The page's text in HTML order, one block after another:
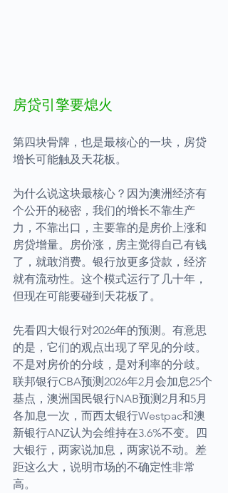
房贷引擎要熄火
第四块骨牌，也是最核心的一块，房贷
增长可能触及天花板。
为什么说这块最核心？因为澳洲经济有
个公开的秘密，我们的增长不靠生产
力，不靠出口，主要靠的是房价上涨和
房贷增量。房价涨，房主觉得自己有钱
了，就敢消费。银行放更多贷款，经济
就有流动性。这个模式运行了几十年，
但现在可能要碰到天花板了。
先看四大银行对2026年的预测。有意思
的是，它们的观点出现了罕见的分歧。
不是对房价的分歧，是对利率的分歧。
联邦银行CBA预测2026年2月会加息25个
基点，澳洲国民银行NAB预测2月和5月
各加息一次，而西太银行Westpac和澳
新银行ANZ认为会维持在3.6%不变。四
大银行，两家说加息，两家说不动。差
距这么大，说明市场的不确定性非常
高。